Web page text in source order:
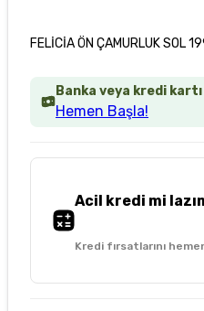
FELİCİA ÖN ÇAMURLUK
Banka veya kredi
Hemen Başla!
Acil kredi mi
Kredi fırsatlarını